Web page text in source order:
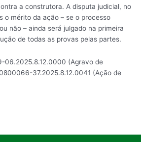
a construtora. A disputa judicial, no
o mérito da ação – se o processo
não – ainda será julgado na primeira
de todas as provas pelas partes.
06.2025.8.12.0000 (Agravo de
37.2025.8.12.0041 (Ação de